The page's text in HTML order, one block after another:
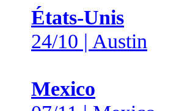
États-Unis
24/10 | Austin
Mexico